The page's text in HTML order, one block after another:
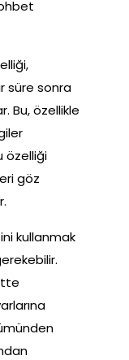
süre sonra
Bu, özellikle
özelliği
göz
kullanmak